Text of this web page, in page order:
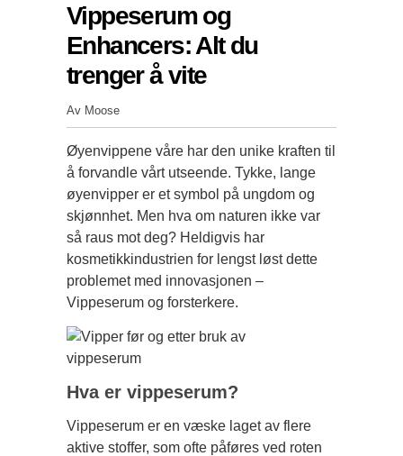
Vippeserum og
Enhancers: Alt du
trenger å vite
Av Moose
Øyenvippene våre har den unike kraften til
å forvandle vårt utseende. Tykke, lange
øyenvipper er et symbol på ungdom og
skjønnhet. Men hva om naturen ikke var
så raus mot deg? Heldigvis har
kosmetikkindustrien for lengst løst dette
problemet med innovasjonen –
Vippeserum og forsterkere.
Hva er vippeserum?
Vippeserum er en væske laget av flere
aktive stoffer, som ofte påføres ved roten